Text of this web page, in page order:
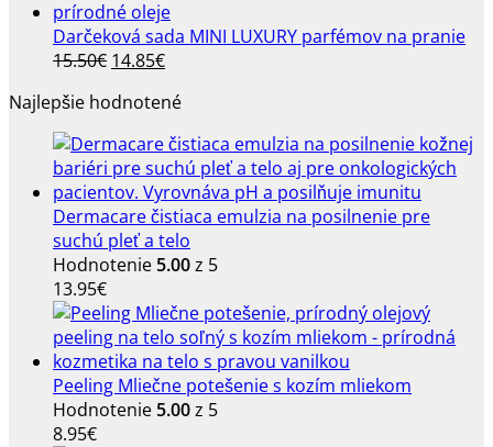
Darčeková sada MINI LUXURY parfémov na pranie
15.50€ Pôvodná
bola:
14.85€Aktuálna
je:
14.85€.
Najlepšie hodnotené
Dermacare čistiaca emulzia na posilnenie pre
suchú pleť a telo
Hodnotenie 5.00z 5
13.95€
Peeling Mliečne potešenie s kozím mliekom
Hodnotenie 5.00z 5
8.95€